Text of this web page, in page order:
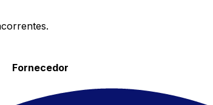
Fornecedor